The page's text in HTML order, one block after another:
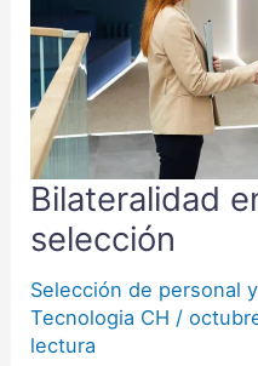
Bilateralidad
selección
Selección de personal
Tecnologia CH /
lectura
Bilateralidad
el
proceso
de
selección